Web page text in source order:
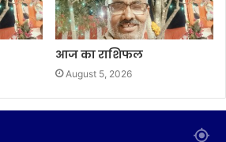
आज का राशिफल
August 5, 2026